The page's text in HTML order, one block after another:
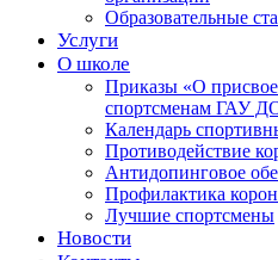
Образовательные
Услуги
О школе
Приказы «О
спортсменам ГАУ
Календарь
Противодействие
Антидопинговое
Профилактика
Лучшие спортсмены
Новости